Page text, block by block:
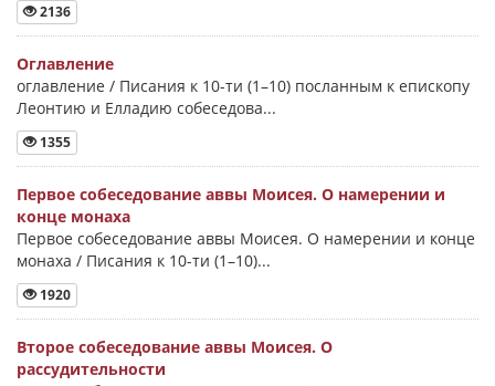
2136
Оглавление
оглавление / Писания к 10-ти (1–10) посланным к епископу
Леонтию и Елладию собеседова...
1355
Первое собеседование аввы Моисея. О намерении и
конце монаха
Первое собеседование аввы Моисея. О намерении и конце
монаха / Писания к 10-ти (1–10)...
1920
Второе собеседование аввы Моисея. О
рассудительности